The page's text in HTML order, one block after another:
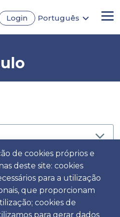
Login
Português
de cookies próprios e
deste site: cookies
para a utilização
que proporcionam
cookies de
para gerar dados